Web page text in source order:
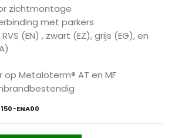
zichtmontage
met parkers
(EN) , zwart (EZ), grijs (EG), en
op Metaloterm® AT en MF
ENA00